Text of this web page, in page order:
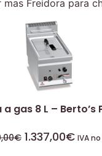
mas Freidora para
gas 8 L – Berto’s
€ 1.337,00€ IVA